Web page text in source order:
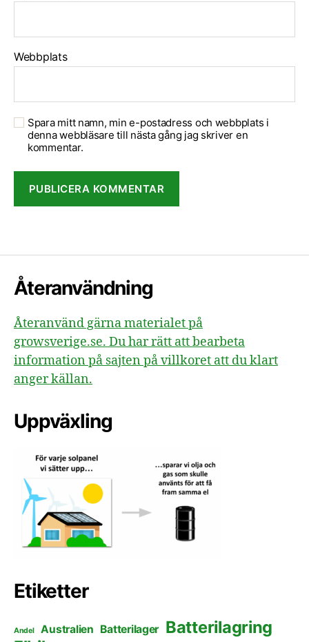
Webbplats
Spara mitt namn, min e-postadress och webbplats i
denna webbläsare till nästa gång jag skriver en
kommentar.
Återanvändning
Återanvänd gärna materialet på
growsverige.se. Du har rätt att bearbeta
information på sajten på villkoret att du klart
anger källan.
Uppväxling
Etiketter
Andel Australien Batterilager Batterilagring